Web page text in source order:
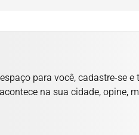
para você, cadastre-se
na sua cidade, opine,